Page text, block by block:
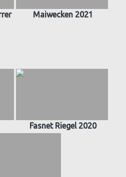
Maiwecken 2021
Fasnet Riegel 2020